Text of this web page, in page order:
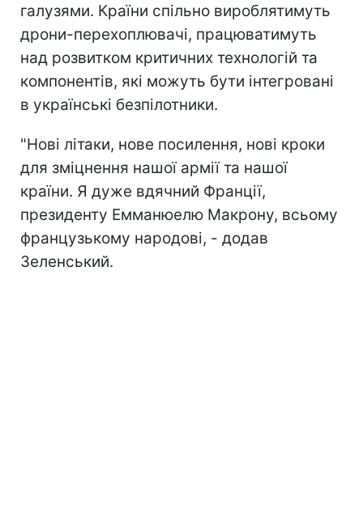
галузями. Країни спільно вироблятимуть
дрони-перехоплювачі, працюватимуть
над розвитком критичних технологій та
компонентів, які можуть бути інтегровані
в українські безпілотники.
"Нові літаки, нове посилення, нові кроки
для зміцнення нашої армії та нашої
країни. Я дуже вдячний Франції,
президенту Емманюелю Макрону, всьому
французькому народові, - додав
Зеленський.